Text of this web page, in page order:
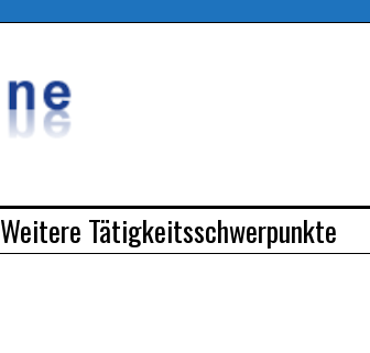
Weitere Tätigkeitsschwerpunkte